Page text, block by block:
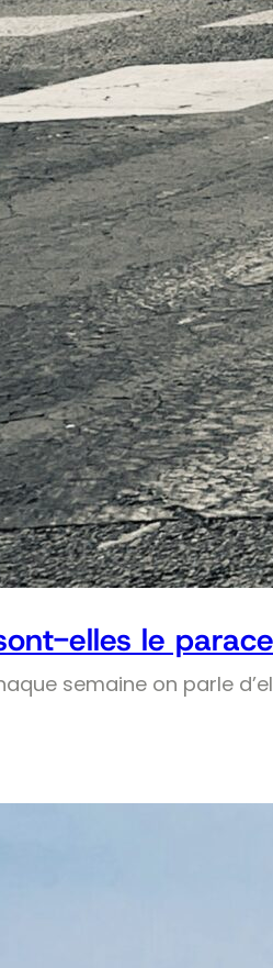
elles le
semaine on parle